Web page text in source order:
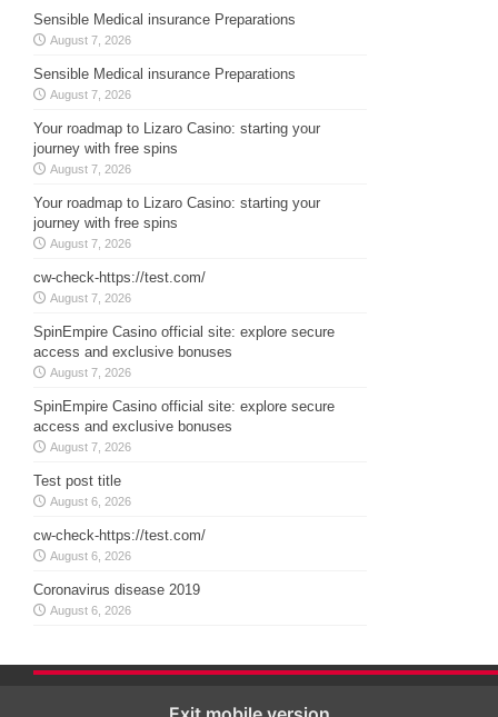
Sensible Medical insurance Preparations
August 7, 2026
Sensible Medical insurance Preparations
August 7, 2026
Your roadmap to Lizaro Casino: starting your
journey with free spins
August 7, 2026
Your roadmap to Lizaro Casino: starting your
journey with free spins
August 7, 2026
cw-check-https://test.com/
August 7, 2026
SpinEmpire Casino official site: explore secure
access and exclusive bonuses
August 7, 2026
SpinEmpire Casino official site: explore secure
access and exclusive bonuses
August 7, 2026
Test post title
August 6, 2026
cw-check-https://test.com/
August 6, 2026
Coronavirus disease 2019
August 6, 2026